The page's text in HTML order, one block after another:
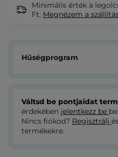
Minimális érték a
Ft. Megnézem a
Hűségprogram
Váltsd be pontjaidat
érdekében jelentkezz be be.
Nincs fiókod? Regisztrálj
termékekre.